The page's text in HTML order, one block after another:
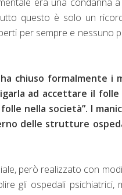
questo è solo un
per sempre e nessuno
chiuso formalmente i
ad accettare il
nella società”. I
delle strutture
però realizzato con
gli ospedali